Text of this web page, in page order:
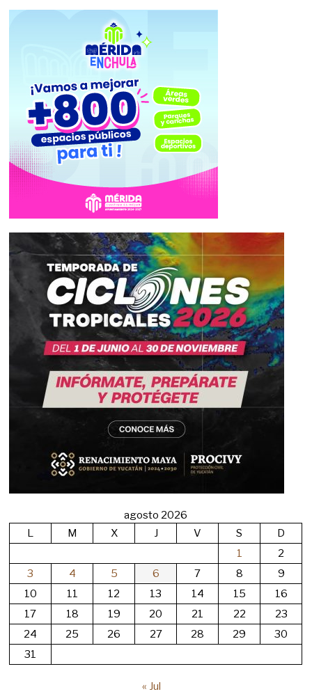
agosto 2026
L
M X J V S
D
1
2
3
4 5 6 7 8
9
10
11 12 13 14 15
16
17
18 19 20 21 22
23
24
25 26 27 28 29
30
31
« Jul